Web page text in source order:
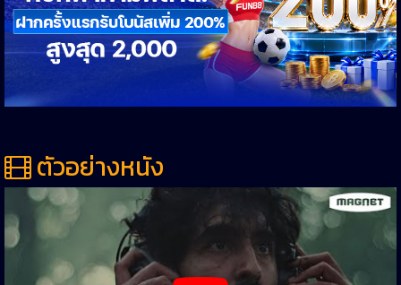
ตัวอย่างหนัง